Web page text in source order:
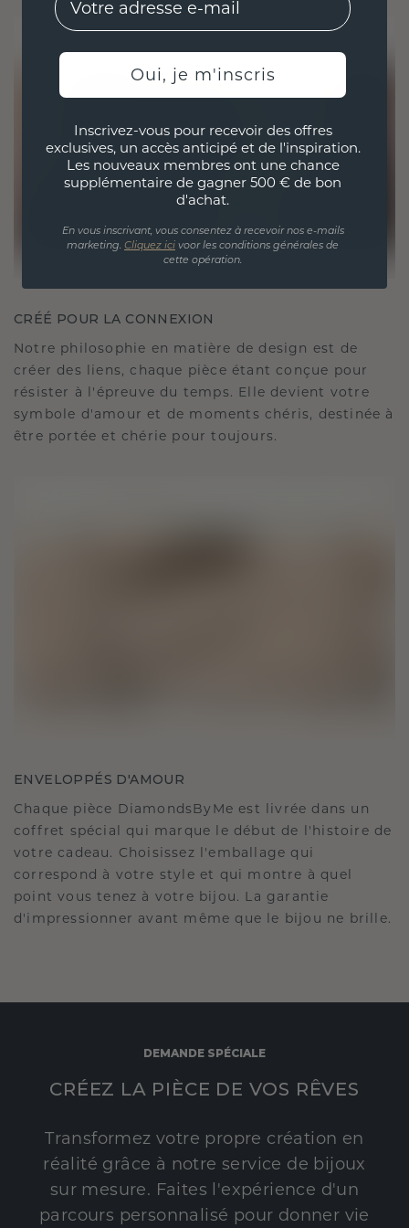
CRÉÉ POUR LA CONNEXION
Notre philosophie en matière de design est de
créer des liens, chaque pièce étant conçue pour
résister à l'épreuve du temps. Elle devient votre
symbole d'amour et de moments chéris, destinée à
être portée et chérie pour toujours.
ENVELOPPÉS D'AMOUR
Chaque pièce DiamondsByMe est livrée dans un
coffret spécial qui marque le début de l'histoire de
votre cadeau. Choisissez l'emballage qui
correspond à votre style et qui montre à quel
point vous tenez à votre bijou. La garantie
d'impressionner avant même que le bijou ne brille.
DEMANDE SPÉCIALE
CRÉEZ LA PIÈCE DE VOS RÊVES
Transformez votre propre création en
réalité grâce à notre service de bijoux
sur mesure. Faites l'expérience d'un
parcours personnalisé pour donner vie
Oui, je m'inscris
Inscrivez-vous pour recevoir des offres
exclusives, un accès anticipé et de l'inspiration.
Les nouveaux membres ont une chance
supplémentaire de gagner 500 € de bon
d'achat.
En vous inscrivant, vous consentez à recevoir nos e-mails
marketing. Cliquez ici voor les conditions générales de
cette opération.